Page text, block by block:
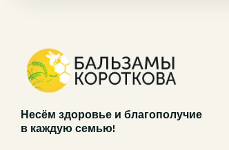
Несём здоровье и благополучие
в каждую семью!